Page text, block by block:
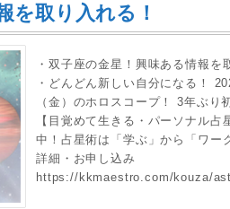
を取り入れる！
・双子座の金星！興味ある情報を
・どんどん新しい自分になる！
（金）のホロスコープ！ 3年ぶり
【目覚めて生きる・パーソナル占
中！占星術は「学ぶ」から「ワー
詳細・お申し込み
https://kkmaestro.com/kouza/